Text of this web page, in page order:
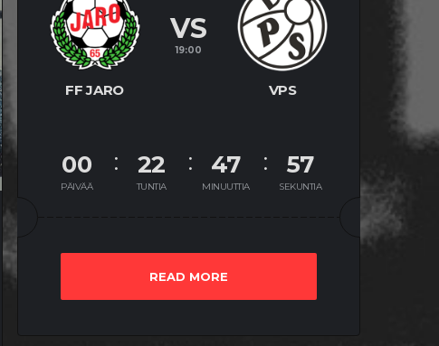
FF JARO VPS
VS
19:00
00
PÄIVÄÄ
22
TUNTIA
47
MINUUTTIA
56
SEKUNTIA
READ MORE